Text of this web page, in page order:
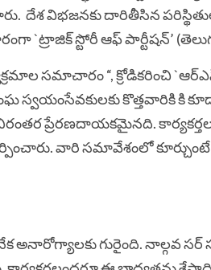
దేశ విభజనకు దారితీసిన
`ట్రాజిక్ స్టోరీ ఆఫ్ పార్టీషన్’
సమాచారం “, క్రోడికరించి
కొత్తవారికి కి
ప్రేరణదాయకమైనది. కార్యకర్తల
వారి సమావేశంలో
అనారోగ్యాలకు గురైంది. నాల్గవ